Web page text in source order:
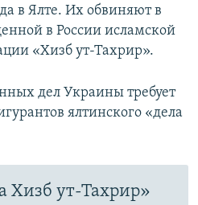
в Ялте. Их обвиняют в
в России исламской
«Хизб ут-Тахрир».
дел Украины требует
ялтинского «дела
Хизб ут-Тахрир»